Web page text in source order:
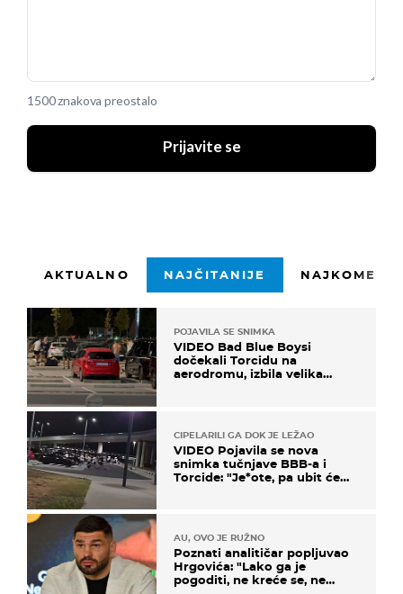
1500 znakova preostalo
Prijavite se
AKTUALNO NAJČITANIJE
POJAVILA SE SNIMKA
VIDEO Bad Blue Boysi
dočekali Torcidu na
aerodromu, izbila velika
CIPELARILI GA DOK JE LEŽAO
VIDEO Pojavila se nova
snimka tučnjave BBB-a i
Torcide: "Je*ote, pa ubit će
AU, OVO JE RUŽNO
Poznati analitičar popljuvao
Hrgovića: "Lako ga je
pogoditi, ne kreće se, ne